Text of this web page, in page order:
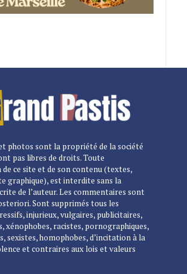
photos sont la propriété de la société
pas libres de droits. Toute
ce site et de son contenu (textes,
graphique), est interdite sans la
de l’auteur. Les commentaires sont
Sont supprimés tous les
injurieux, vulgaires, publicitaires,
xénophobes, racistes, pornographiques,
sexistes, homophobes, d’incitation à la
et contraires aux lois et valeurs